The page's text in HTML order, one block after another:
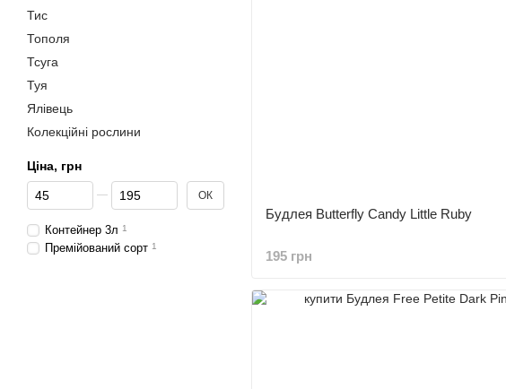
Будлея Butterfly Candy Little Ruby
195 грн
Тис
Тополя
Тсуга
Туя
Ялівець
Колекційні рослини
Ціна, грн
Від Ціна, грн
До Ціна, грн ОК
Контейнер 3л 1
Премійований сорт 1